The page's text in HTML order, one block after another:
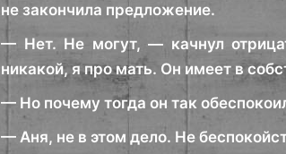
не закончила предложение.
— Нет. Не могут, — качнул
никакой, я про мать. Он имеет в
— Но почему тогда он так
— Аня, не в этом дело. Не